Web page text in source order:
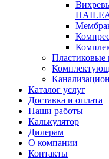
Пластиковые
Каталог услуг
Доставка и оплата
Наши работы
Калькулятор
Дилерам
О компании
Контакты